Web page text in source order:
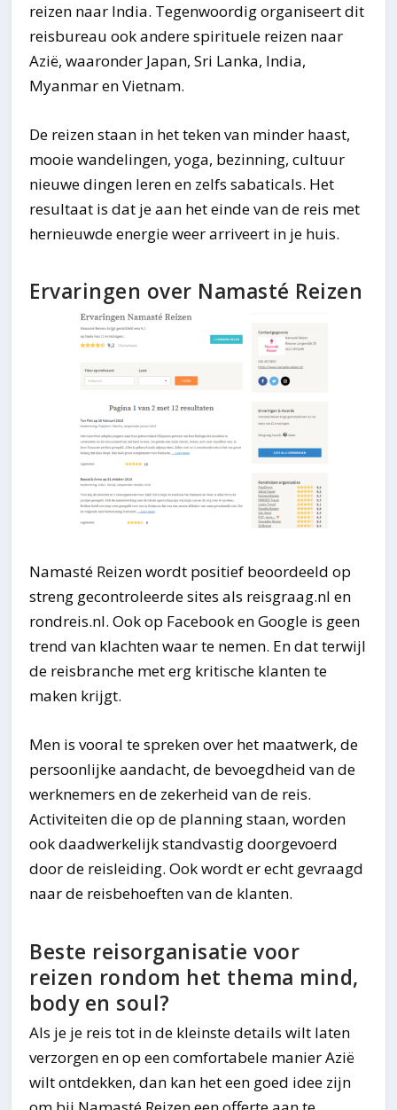
reizen naar India. Tegenwoordig organiseert dit
reisbureau ook andere spirituele reizen naar
Azië, waaronder Japan, Sri Lanka, India,
Myanmar en Vietnam.
De reizen staan in het teken van minder haast,
mooie wandelingen, yoga, bezinning, cultuur
nieuwe dingen leren en zelfs sabaticals. Het
resultaat is dat je aan het einde van de reis met
hernieuwde energie weer arriveert in je huis.
Ervaringen over Namasté Reizen
Namasté Reizen wordt positief beoordeeld op
streng gecontroleerde sites als reisgraag.nl en
rondreis.nl. Ook op Facebook en Google is geen
trend van klachten waar te nemen. En dat terwijl
de reisbranche met erg kritische klanten te
maken krijgt.
Men is vooral te spreken over het maatwerk, de
persoonlijke aandacht, de bevoegdheid van de
werknemers en de zekerheid van de reis.
Activiteiten die op de planning staan, worden
ook daadwerkelijk standvastig doorgevoerd
door de reisleiding. Ook wordt er echt gevraagd
naar de reisbehoeften van de klanten.
Beste reisorganisatie voor
reizen rondom het thema mind,
body en soul?
Als je je reis tot in de kleinste details wilt laten
verzorgen en op een comfortabele manier Azië
wilt ontdekken, dan kan het een goed idee zijn